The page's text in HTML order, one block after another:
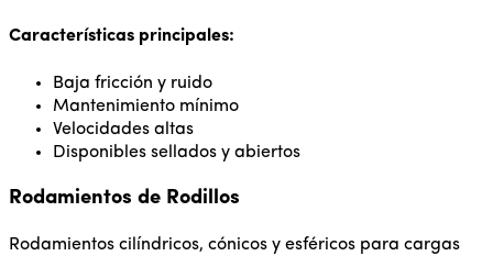
Características principales:
Baja fricción y ruido
Mantenimiento mínimo
Velocidades altas
Disponibles sellados y abiertos
Rodamientos de Rodillos
Rodamientos cilíndricos, cónicos y esféricos para cargas